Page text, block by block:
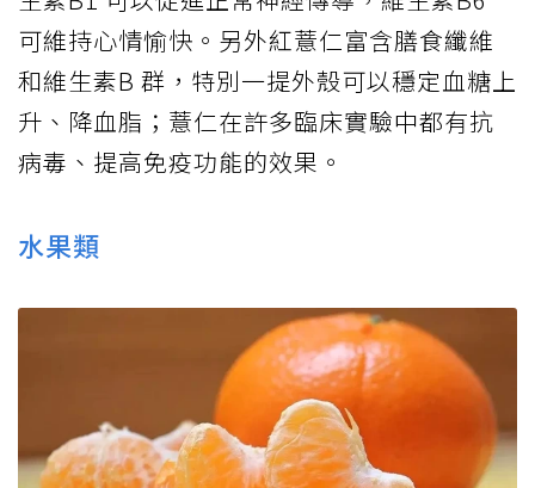
可維持心情愉快。另外紅薏仁富含膳食纖維
和維生素B 群，特別一提外殼可以穩定血糖上
升、降血脂；薏仁在許多臨床實驗中都有抗
病毒、提高免疫功能的效果。
水果類